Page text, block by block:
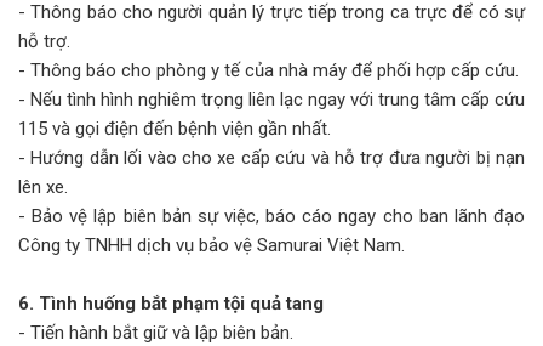
- Thông báo cho người quản lý trực tiếp trong ca trực để có sự
hỗ trợ.
- Thông báo cho phòng y tế của nhà máy để phối hợp cấp cứu.
- Nếu tình hình nghiêm trọng liên lạc ngay với trung tâm cấp cứu
115 và gọi điện đến bệnh viện gần nhất.
- Hướng dẫn lối vào cho xe cấp cứu và hỗ trợ đưa người bị nạn
lên xe.
- Bảo vệ lập biên bản sự việc, báo cáo ngay cho ban lãnh đạo
Công ty TNHH dịch vụ bảo vệ Samurai Việt Nam.
6. Tình huống bắt phạm tội quả tang
- Tiến hành bắt giữ và lập biên bản.